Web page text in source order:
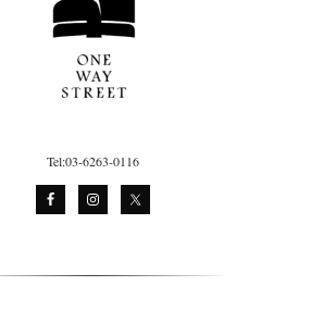
Tel:03-6263-0116